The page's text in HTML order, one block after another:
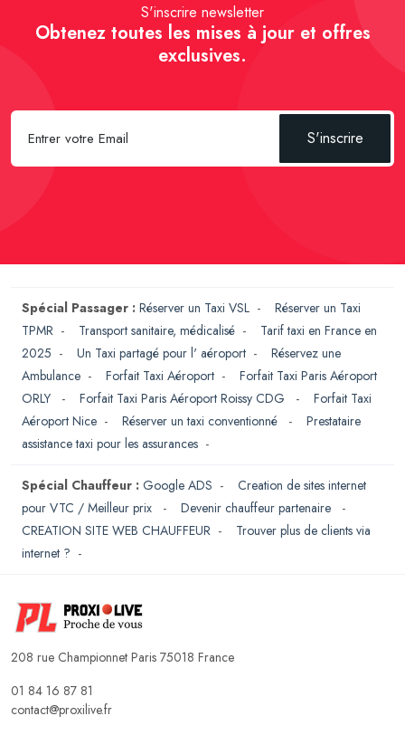
S'inscrire newsletter
Obtenez toutes les mises à jour et offres
exclusives.
S'inscrire
Spécial Passager : Réserver un Taxi VSL - Réserver un Taxi
TPMR - Transport sanitaire, médicalisé - Tarif taxi en France en
2025 - Un Taxi partagé pour l' aéroport - Réservez une
Ambulance - Forfait Taxi Aéroport - Forfait Taxi Paris Aéroport
ORLY
- Forfait Taxi Paris Aéroport Roissy CDG - Forfait Taxi
Aéroport Nice - Réserver un taxi conventionné - Prestataire
assistance taxi pour les assurances -
Spécial Chauffeur : Google ADS - Creation de sites internet
pour VTC / Meilleur prix
- Devenir chauffeur partenaire
-
CREATION SITE WEB CHAUFFEUR - Trouver plus de clients via
internet ? -
208 rue Championnet Paris 75018 France
01 84 16 87 81
contact@proxilive.fr